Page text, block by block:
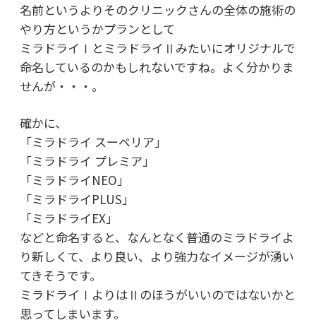
名前というよりそのクリニックさんの全体の施術の
やり方というかプランとして
ミラドライⅠとミラドライⅡみたいにオリジナルで
命名しているのかもしれないですね。よく分かりま
せんが・・・。
確かに、
「ミラドライ スーペリア」
「ミラドライ プレミア」
「ミラドライNEO」
「ミラドライPLUS」
「ミラドライEX」
などと命名すると、なんとなく普通のミラドライよ
り新しくて、より良い、より強力なイメージが湧い
てきそうです。
ミラドライⅠよりはⅡのほうがいいのではないかと
思ってしまいます。